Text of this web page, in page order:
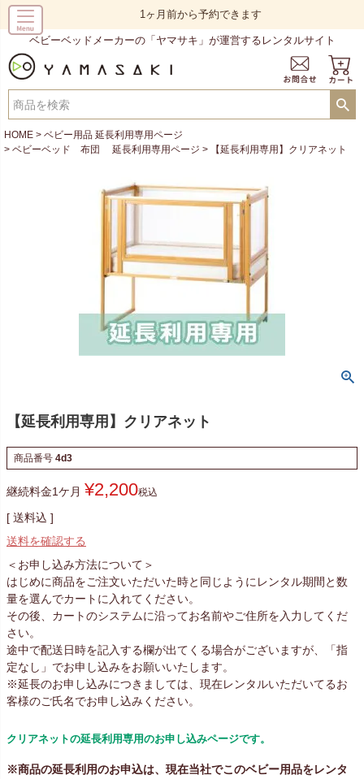
1ヶ月前から予約できます
ベビーベッドメーカーの「ヤマサキ」が運営するレンタルサイト
HOME
ベビー用品 延長利用専用ページ
ベビーベッド 布団 延長利用専用ページ
【延長利用専用】クリアネット
【延長利用専用】クリアネット
商品番号 4d3
継続料金1ケ月 ¥2,200税込
送料込
送料を確認する
＜お申し込み方法について＞
はじめに商品をご注文いただいた時と同じようにレンタル期間と数
量を選んでカートに入れてください。
その後、カートのシステムに沿ってお名前やご住所を入力してくだ
さい。
途中で配送日時を記入する欄が出てくる場合がございますが、「指
定なし」でお申し込みをお願いいたします。
※延長のお申し込みにつきましては、現在レンタルいただいてるお
客様のご氏名でお申し込みください。
クリアネットの延長利用専用のお申し込みページです。
※商品の延長利用のお申込は、現在当社でこのベビー用品をレンタ